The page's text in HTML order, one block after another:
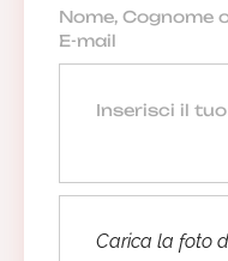
Carica la foto